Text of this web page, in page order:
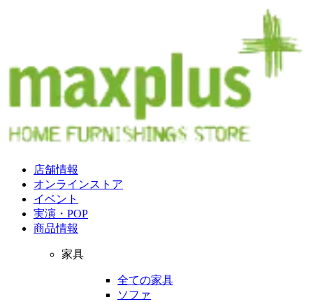
店舗情報
オンラインストア
イベント
実演・POP
商品情報
家具
全ての家具
ソファ